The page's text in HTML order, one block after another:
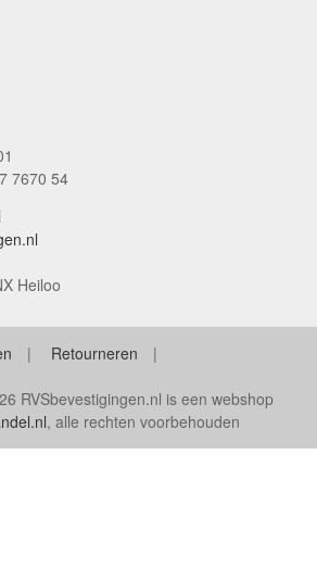
7670 54
Heiloo
Retourneren
RVSbevestigingen.nl is een webshop
, alle rechten voorbehouden